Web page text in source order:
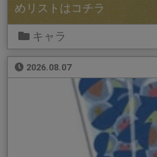
めリストはコチラ
キャラ
2026.08.07